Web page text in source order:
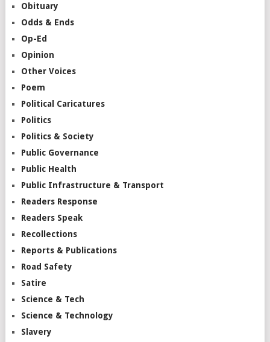
Obituary
Odds & Ends
Op-Ed
Opinion
Other Voices
Poem
Political Caricatures
Politics
Politics & Society
Public Governance
Public Health
Public Infrastructure & Transport
Readers Response
Readers Speak
Recollections
Reports & Publications
Road Safety
Satire
Science & Tech
Science & Technology
Slavery